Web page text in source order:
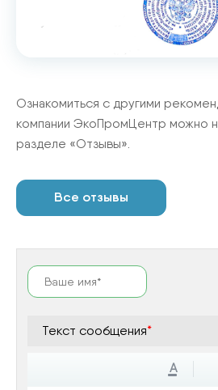
Ознакомиться с другими
компании ЭкоПромЦентр можно
разделе «Отзывы».
Все отзывы
Текст сообщения*
A